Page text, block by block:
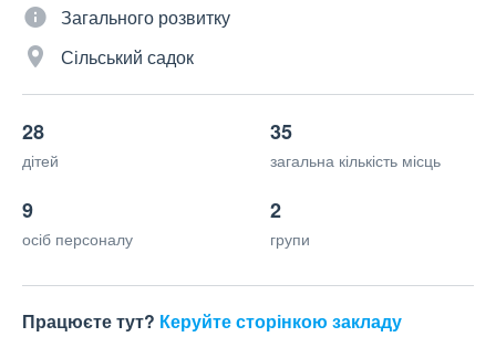
Загального розвитку
Сільський садок
28
дітей
35
загальна кількість місць
9
осіб персоналу
2
групи
Працюєте тут? Керуйте сторінкою закладу